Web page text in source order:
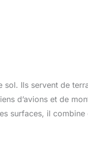
Ils servent de
d’avions et de
surfaces, il